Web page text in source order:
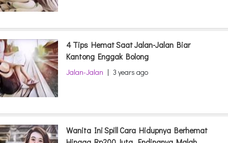
4 Tips Hemat Saat Jalan-Jalan Biar
Kantong Enggak Bolong
Jalan-Jalan | 3 years ago
Wanita Ini Spill Cara Hidupnya Berhemat